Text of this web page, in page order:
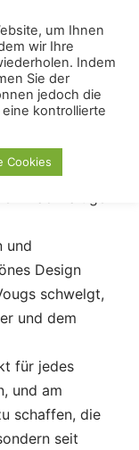
Zentrale
Welt, die
und
Design
schwelgt,
und dem
für jedes
und am
schaffen, die
seit
um Ihnen
wir Ihre
Indem
Sie der
jedoch die
kontrollierte
Cookies